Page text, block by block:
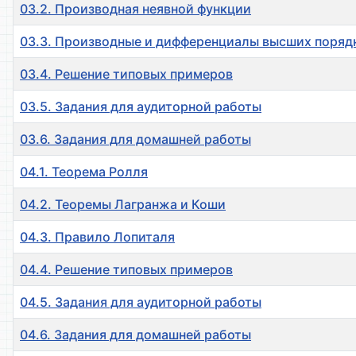
03.2. Производная неявной функции
03.3. Производные и дифференциалы высших
03.4. Решение типовых примеров
03.5. Задания для аудиторной работы
03.6. Задания для домашней работы
04.1. Теорема Ролля
04.2. Теоремы Лагранжа и Коши
04.3. Правило Лопиталя
04.4. Решение типовых примеров
04.5. Задания для аудиторной работы
04.6. Задания для домашней работы